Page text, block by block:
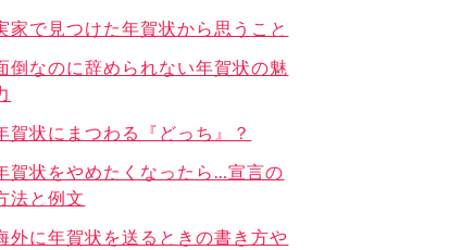
家で見つけた年賀状から思うこと
倒なのに辞められない年賀状の魅
賀状にまつわる『どっち』？
賀状をやめたくなったら…宣言の
法と例文
外に年賀状を送るときの書き方や